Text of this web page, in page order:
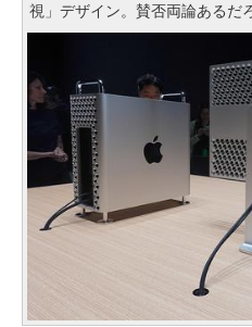
視」デザイン。賛否両論あるだ